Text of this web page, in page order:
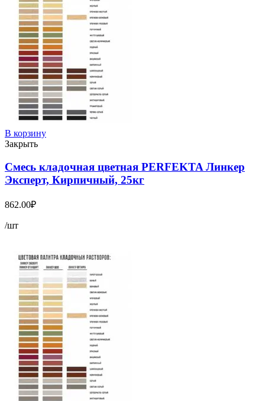
В корзину
Закрыть
Смесь кладочная цветная PERFEKTA Линкер
Эксперт, Кирпичный, 25кг
862.00₽
/шт